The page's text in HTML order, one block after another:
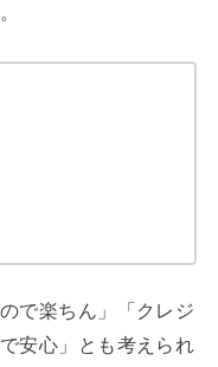
で楽ちん」「クレジ
安心」とも考えられ